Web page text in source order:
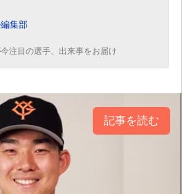
集部
注目の選手、出来事をお届け
記事を読む